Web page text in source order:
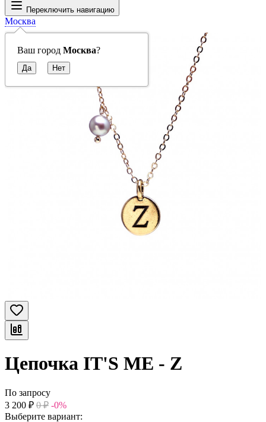
Переключить навигацию
Москва
Ваш город Москва?
Цепочка IT'S ME - Z
По запросу
3 200 ₽ 0 ₽ -0%
Выберите вариант: